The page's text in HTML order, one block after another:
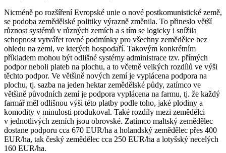
Nicméně po rozšíření Evropské unie o nové postkomunistické země,
se podoba zemědělské politiky výrazně změnila. To přineslo větší
různost systémů v různých zemích a s tím se logicky i snížila
schopnost vytvářet rovné podmínky pro všechny zemědělce bez
ohledu na zemi, ve kterých hospodaří. Takovým konkrétním
příkladem mohou být odlišné systémy administrace tzv. přímých
podpor neboli plateb na plochu, a to včetně velkých rozdílů ve výši
těchto podpor. Ve většině nových zemí je vyplácena podpora na
plochu, tj. sazba na jeden hektar zemědělské půdy, zatímco ve
většině původních zemí je podpora vyplácena na farmu, tj. že každý
farmář měl odlišnou výši této platby podle toho, jaké plodiny a
komodity v minulosti produkoval. Také rozdíly mezi zemědělci
v jednotlivých zemích jsou obrovské. Zatímco maltský zemědělec
dostane podporu cca 670 EUR/ha a holandský zemědělec přes 400
EUR/ha, tak český zemědělec cca 250 EUR/ha a lotyšský necelých
160 EUR/ha.